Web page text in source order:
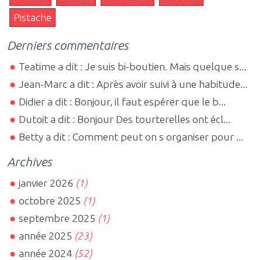
Pistache
Derniers commentaires
Teatime a dit : Je suis bi-boutien. Mais quelque s...
Jean-Marc a dit : Après avoir suivi à une habitude...
Didier a dit : Bonjour, il faut espérer que le b...
Dutoit a dit : Bonjour Des tourterelles ont écl...
Betty a dit : Comment peut on s organiser pour ...
Archives
janvier 2026 (1)
octobre 2025 (1)
septembre 2025 (1)
année 2025 (23)
année 2024 (52)